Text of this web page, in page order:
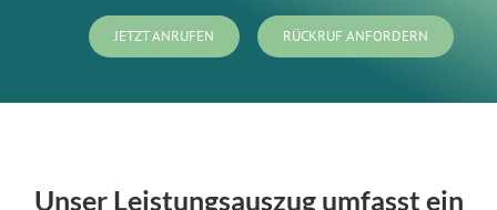
JETZT ANRUFEN RÜCKRUF ANFORDERN
Unser Leistungsauszug umfasst ein